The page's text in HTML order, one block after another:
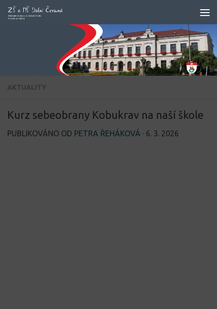
Skip to content
AKTUALITY
Kurz sebeobrany Kobukrav na naší škole
PUBLIKOVÁNO OD PETRA ŘEHÁKOVÁ · 6. 3. 2026